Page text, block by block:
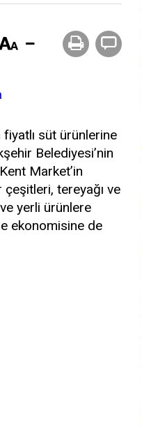
fiyatlı süt ürünlerine
Belediyesi’nin
Market’in
çeşitleri, tereyağı ve
yerli ürünlere
ekonomisine de